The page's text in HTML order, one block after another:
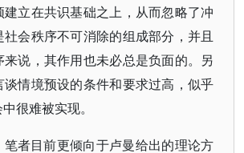
建立在共识基础之上，从而忽略了冲
会秩序不可消除的组成部分，并且
来说，其作用也未必总是负面的。另
谈情境预设的条件和要求过高，似乎
很难被实现。
笔者目前更倾向于卢曼给出的理论方